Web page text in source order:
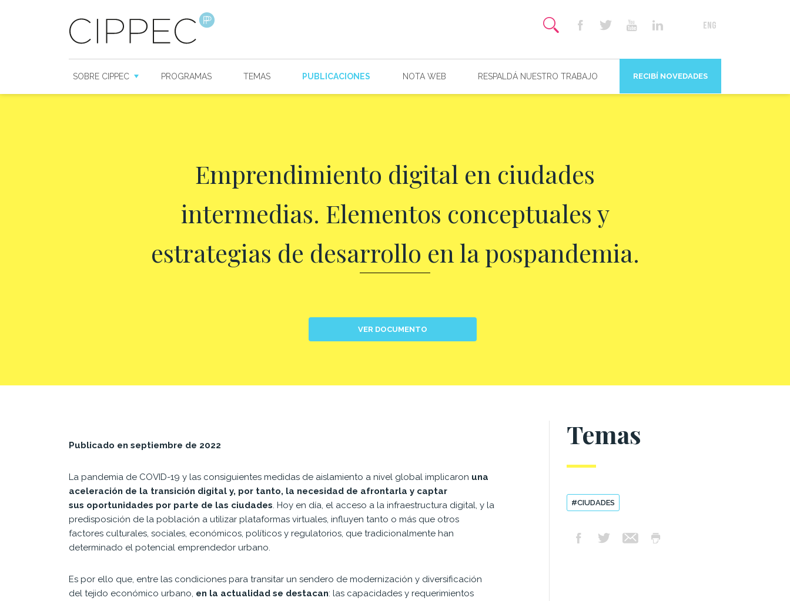
SOBRE CIPPEC PROGRAMAS TEMAS PUBLICACIONES NOTA WEB RESPALDÁ NUESTRO TRABAJO RECIBÍ NOVEDADES
Emprendimiento digital en ciudades
intermedias. Elementos conceptuales y
estrategias de desarrollo en la pospandemia.
VER DOCUMENTO
Publicado en septiembre de 2022
La pandemia de COVID-19 y las consiguientes medidas de aislamiento a nivel global implicaron una
aceleración de la transición digital y, por tanto, la necesidad de afrontarla y captar
sus oportunidades por parte de las ciudades . Hoy en día, el acceso a la infraestructura digital, y la
predisposición de la población a utilizar plataformas virtuales, influyen tanto o más que otros
factores culturales, sociales, económicos, políticos y regulatorios, que tradicionalmente han
determinado el potencial emprendedor urbano.
Es por ello que, entre las condiciones para transitar un sendero de modernización y diversificación
del tejido económico urbano, en la actualidad se destacan: las capacidades y requerimientos
Temas
#CIUDADES